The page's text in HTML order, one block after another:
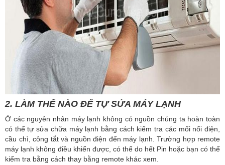
2. LÀM THẾ NÀO ĐỂ TỰ SỬA MÁY LẠNH
Ở các nguyên nhân máy lạnh không có nguồn chúng ta hoàn toàn
có thể tự sửa chữa máy lạnh bằng cách kiểm tra các mối nối điện,
cầu chì, công tắt và nguồn điện đến máy lạnh. Trường hợp remote
máy lạnh không điều khiển được, có thể do hết Pin hoặc bạn có thể
kiểm tra bằng cách thay bằng remote khác xem.